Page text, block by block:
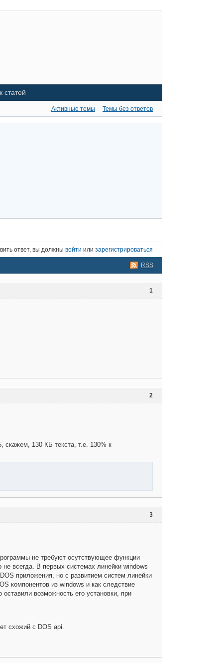
статей
Активные темы Темы без ответов
ответ, вы должны войти или зарегистрироваться
RSS
1
2
скажем, 130 КБ текста, т.е. 130% к
3
не требуют осутствующее функции
всегда. В первых системах линейки windows
приложения, но с развитием систем линейки
компонентов из windows и как следствие
возможность его установки, при
схожий с DOS api.